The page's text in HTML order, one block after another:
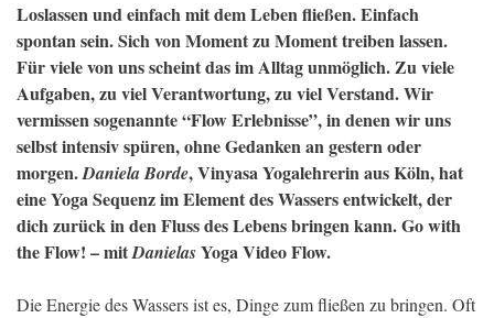
Loslassen und einfach mit dem Leben fließen. Einfach
spontan sein. Sich von Moment zu Moment treiben lassen.
Für viele von uns scheint das im Alltag unmöglich. Zu viele
Aufgaben, zu viel Verantwortung, zu viel Verstand. Wir
vermissen sogenannte “Flow Erlebnisse”, in denen wir uns
selbst intensiv spüren, ohne Gedanken an gestern oder
morgen.Daniela Borde, Vinyasa Yogalehrerin aus Köln, hat
eine Yoga Sequenz im Element des Wassers entwickelt, der
dich zurück in den Fluss des Lebens bringen kann. Go with
the Flow! – mitDanielasYoga Video Flow.
Die Energie des Wassers ist es, Dinge zum fließen zu bringen. Oft